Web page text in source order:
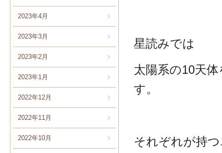
2023年4月
2023年3月
2023年2月
2023年1月
2022年12月
2022年11月
2022年10月
星読みでは
太陽系の10天
す。
それぞれが持